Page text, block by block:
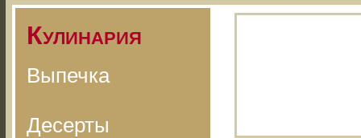
Кулинария
Выпечка
Десерты